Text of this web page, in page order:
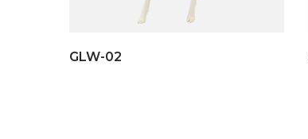
GLW-02